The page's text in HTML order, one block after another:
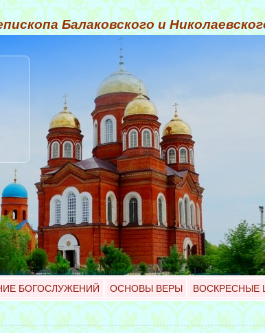
Балаковского и
БОГОСЛУЖЕНИЙ ОСНОВЫ ВЕРЫ ВОСКРЕСНЫЕ